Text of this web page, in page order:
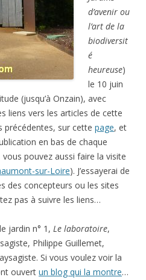
d’avenir ou
l’art de la
biodiversit
é
heureuse)
le 10 juin
(jusqu’à Onzain), avec
liens vers les articles de cette
précédentes, sur cette page, et
en bas de chaque
pouvez aussi faire la visite
sur-Loire). J’essayerai de
des concepteurs ou les sites
pas à suivre les liens…
jardin n° 1, Le laboratoire,
Philippe Guillemet,
Si vous voulez voir la
ouvert un blog qui la montre…